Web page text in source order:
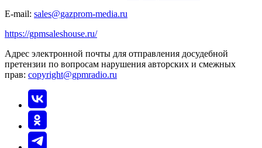
E-mail: sales@gazprom-media.ru
https://gpmsaleshouse.ru/
Адрес электронной почты для отправления досудебной
претензии по вопросам нарушения авторских и смежных
прав: copyright@gpmradio.ru